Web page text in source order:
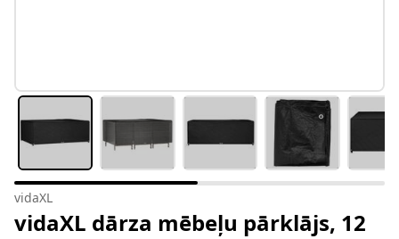
vidaXL
vidaXL dārza mēbeļu pārklājs, 12